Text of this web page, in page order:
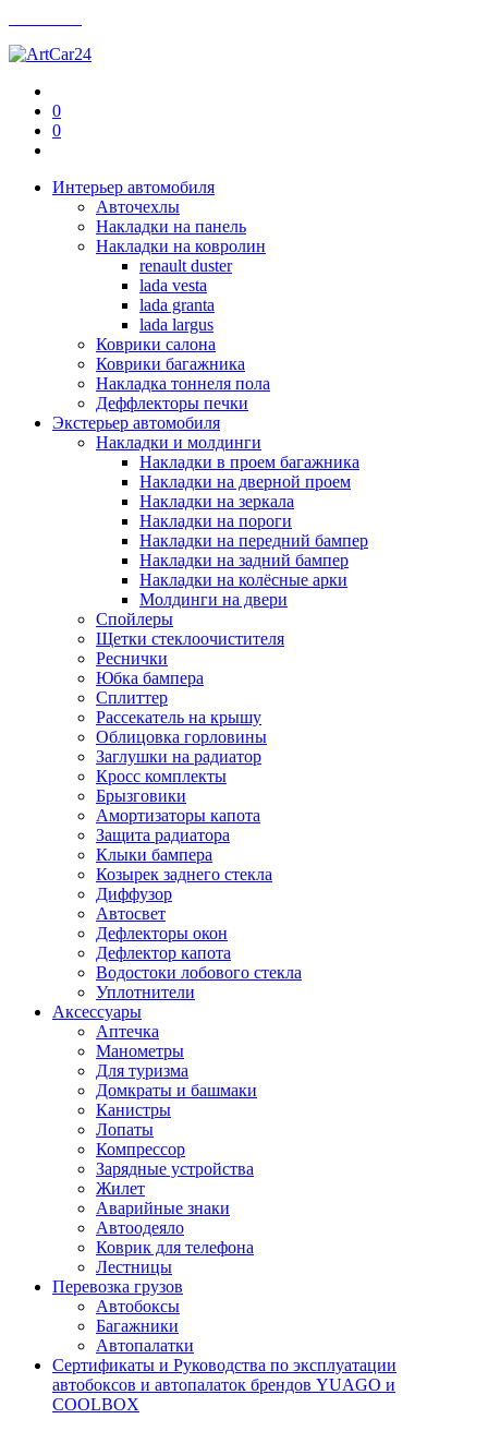
0
0
Интерьер автомобиля
Авточехлы
Накладки на панель
Накладки на ковролин
renault duster
lada vesta
lada granta
lada largus
Коврики салона
Коврики багажника
Накладка тоннеля пола
Деффлекторы печки
Экстерьер автомобиля
Накладки и молдинги
Накладки в проем багажника
Накладки на дверной проем
Накладки на зеркала
Накладки на пороги
Накладки на передний бампер
Накладки на задний бампер
Накладки на колёсные арки
Молдинги на двери
Спойлеры
Щетки стеклоочистителя
Реснички
Юбка бампера
Сплиттер
Рассекатель на крышу
Облицовка горловины
Заглушки на радиатор
Кросс комплекты
Брызговики
Амортизаторы капота
Защита радиатора
Клыки бампера
Козырек заднего стекла
Диффузор
Автосвет
Дефлекторы окон
Дефлектор капота
Водостоки лобового стекла
Уплотнители
Аксессуары
Аптечка
Манометры
Для туризма
Домкраты и башмаки
Канистры
Лопаты
Компрессор
Зарядные устройства
Жилет
Аварийные знаки
Автоодеяло
Коврик для телефона
Лестницы
Перевозка грузов
Автобоксы
Багажники
Автопалатки
Сертификаты и Руководства по эксплуатации
автобоксов и автопалаток брендов YUAGO и
COOLBOX